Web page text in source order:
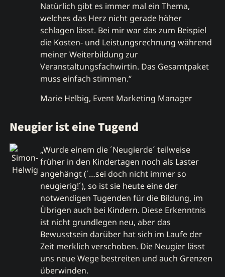
Natürlich gibt es immer mal ein Thema,
welches das Herz nicht gerade höher
schlagen lässt. Bei mir war das zum Beispiel
die Kosten- und Leistungsrechnung während
meiner Weiterbildung zur
Veranstaltungsfachwirtin. Das Gesamtpaket
muss einfach stimmen.“
Marie Helbig, Event Marketing Manager
Neugier ist eine Tugend
„Wurde einem die ´Neugierde´ teilweise
früher in den Kindertagen noch als Laster
angehängt (´…sei doch nicht immer so
neugierig!´), so ist sie heute eine der
notwendigen Tugenden für die Bildung, im
Übrigen auch bei Kindern. Diese Erkenntnis
ist nicht grundlegen neu, aber das
Bewusstsein darüber hat sich im Laufe der
Zeit merklich verschoben. Die Neugier lässt
uns neue Wege bestreiten und auch Grenzen
überwinden.